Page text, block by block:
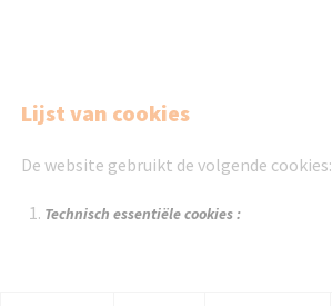
Lijst van cookies
De website gebruikt de volgende cookies:
Technisch essentiële cookies :